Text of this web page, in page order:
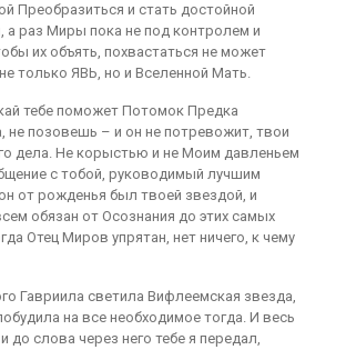
Преобразиться и стать достойной
раз Миры пока не под контролем и
их объять, похвастаться не может
только ЯВЬ, но и Вселенной Мать.
тебе поможет Потомок Предка
не позовешь – и он не потревожит, твои
дела. Не корыстью и не Моим давленьем
с тобой, руководимый лучшим
от рожденья был твоей звездой, и
обязан от Осознания до этих самых
Отец Миров упрятан, нет ничего, к чему
Гавриила светила Вифлеемская звезда,
на все необходимое тогда. И весь
до слова через него тебе я передал,